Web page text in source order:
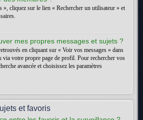
», cliquez sur le lien « Rechercher un utilisateur » et
mes propres messages et sujets ?
en cliquant sur « Voir vos messages » dans
via votre propre page de profil. Pour rechercher vos
avancée et choisissez les paramètres
et favoris